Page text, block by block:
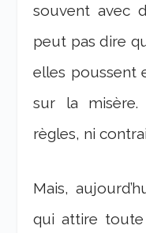
souvent avec
peut pas dire
elles poussent
sur la misère.
règles, ni
Mais,
qui attire